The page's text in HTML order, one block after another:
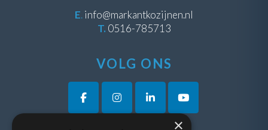
E.info@markantkozijnen.nl
T. 0516-785713
VOLG ONS
×